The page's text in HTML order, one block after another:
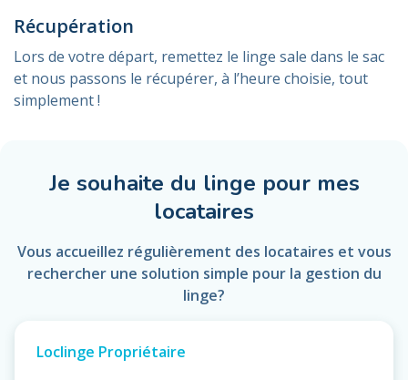
Récupération
Lors de votre départ, remettez le linge sale dans le sac
et nous passons le récupérer, à l’heure choisie, tout
simplement !
Je souhaite du linge pour mes
locataires
Vous accueillez régulièrement des locataires et vous
rechercher une solution simple pour la gestion du
linge?
Loclinge Propriétaire